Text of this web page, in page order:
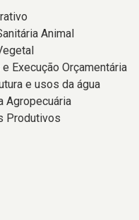
Animal
e Execução Orçamentária
e usos da água
Agropecuária
Produtivos